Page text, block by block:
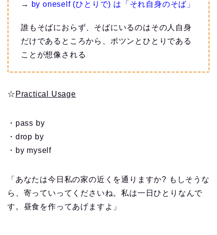
→ by oneself (ひとりで) は「それ自身のそば」
誰もそばにおらず、そばにいるのはその人自身
だけであるところから、ポツンとひとりである
ことが想像される
☆ Practical Usage
・pass by
・drop by
・by myself
「あなたは今日私の家の近くを通りますか? もしそうな
ら、寄っていってくださいね。私は一日ひとりなんで
す。昼食を作ってあげますよ」